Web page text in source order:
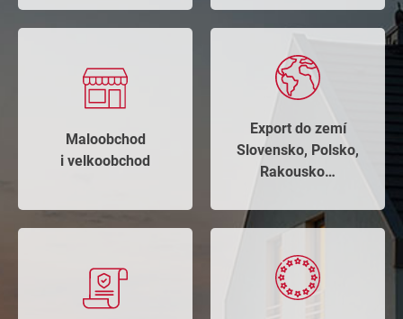
Maloobchod
i velkoobchod​
Export do zemí
Slovensko, Polsko,
Rakousko…